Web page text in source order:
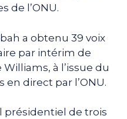
de l’ONU.
a obtenu 39 voix
par intérim de
à l’issue du
direct par l’ONU.
présidentiel de trois